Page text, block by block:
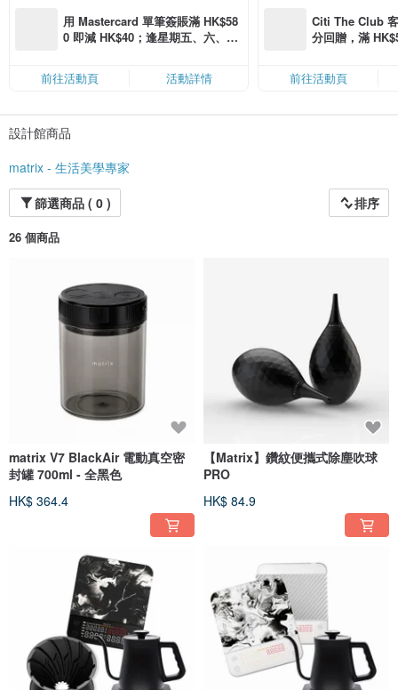
用 Mastercard 單筆簽賬滿 HK$58
0 即減 HK$40；逢星期五、六、日
限，額滿即止，僅限「常用信用
卡」結帳）
前往活動頁 活動詳情
Citi The Club
分回贈，滿
前往活動頁
設計館商品
matrix - 生活美學專家
篩選商品 ( 0 )
排序
26 個商品
matrix V7 BlackAir 電動真空密
封罐 700ml - 全黑色
HK$ 364.4
【Matrix】鑽紋便攜式除塵吹球
PRO
HK$ 84.9